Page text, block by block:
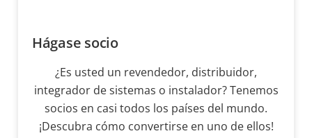
Hágase socio
¿Es usted un revendedor, distribuidor,
integrador de sistemas o instalador? Tenemos
socios en casi todos los países del mundo.
¡Descubra cómo convertirse en uno de ellos!